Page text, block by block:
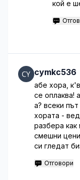
кой е
cymkc536
абе хора,
се оплаква!
а? всеки
хората -
разбера
смешни
си гледат
Отговори